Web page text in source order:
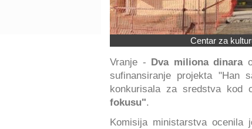
Centar za
Vranje - Dva miliona dinara
sufinansiranje projekta
konkurisala za sredstva kod
fokusu".
Komisija ministarstva ocenila